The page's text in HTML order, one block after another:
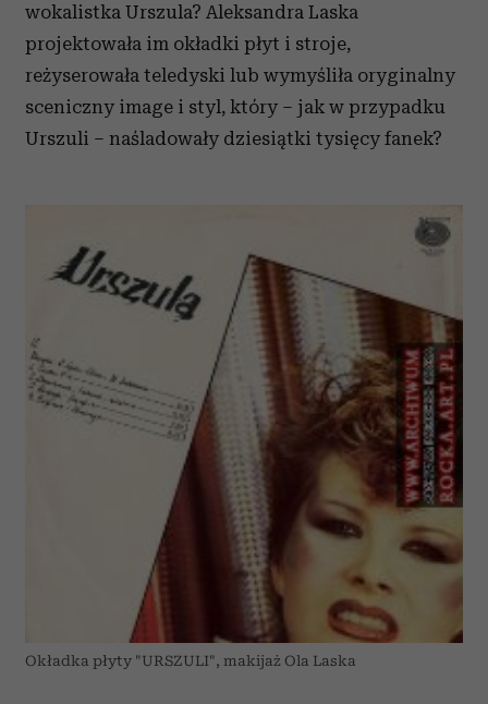
wokalistka Urszula? Aleksandra Laska
projektowała im okładki płyt i stroje,
reżyserowała teledyski lub wymyśliła oryginalny
sceniczny image i styl, który – jak w przypadku
Urszuli – naśladowały dziesiątki tysięcy fanek?
Okładka płyty "URSZULI", makijaż Ola Laska